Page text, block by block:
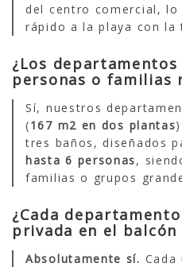
del centro comercial, lo
rápido a la playa con la
¿Los
personas o familias
Sí, nuestros
(167 m2 en dos plantas
tres baños, diseñados
hasta 6 personas,
familias o grupos
¿Cada
privada en el balcón
Absolutamente sí. Cada